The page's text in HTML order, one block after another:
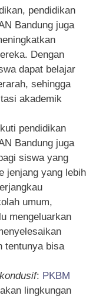
pendidikan
Bandung juga
Dengan
dapat belajar
sehingga
akademik
pendidikan
Bandung juga
siswa yang
jenjang yang lebih
umum,
mengeluarkan
tentunya bisa
: PKBM
lingkungan